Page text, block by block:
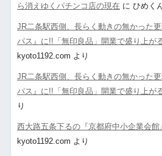
ら消えゆくパチンコ店の現在 に ひめく
JR二条駅西側、長らく動きの無かった
パス』に!!「無印良品」開業で盛り上が
kyoto1192.com より
JR二条駅西側、長らく動きの無かった
パス』に!!「無印良品」開業で盛り上が
り
西大路五条下るの『京都府中小企業会
kyoto1192.com より